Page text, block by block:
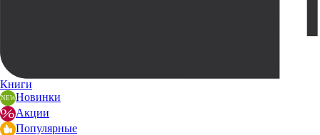
Книги
Новинки
Акции
Популярные